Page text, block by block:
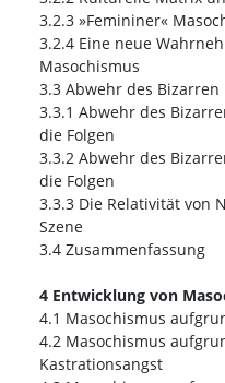
3.2.3 »Femininer«
3.2.4 Eine neue
Masochismus
3.3 Abwehr des Bizarren
3.3.1 Abwehr des
die Folgen
3.3.2 Abwehr des
die Folgen
3.3.3 Die Relativität von
Szene
3.4 Zusammenfassung
4 Entwicklung von
4.1 Masochismus
4.2 Masochismus
Kastrationsangst